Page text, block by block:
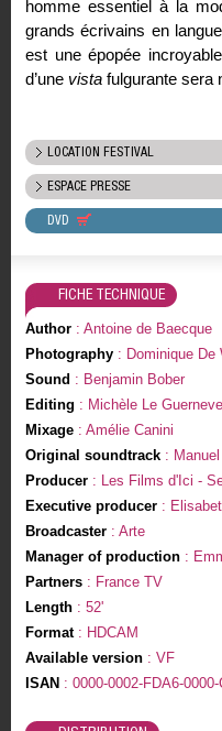
homme essentiel à la
grands écrivains en
est une épopée
d’une vistafulgurante sera
LOCATION FESTIVAL
ESPACE PRESSE
DVD
FICHE TECHNIQUE
Author: Antoine de Baecque
Photography: Dominique De
Sound : Benjamin Bober
Editing : Michèle Le Guernevel
Mixage: Amélie Canini
Original soundtrack: Manuel
Producer: Les Films d'Ici -
Executive producer:
Broadcaster: Arte
Manager of production:
Partners: France TV
Length: 52'
Format: HDCAM
Available version: VF
ISAN : 0000-0002-FDA6-